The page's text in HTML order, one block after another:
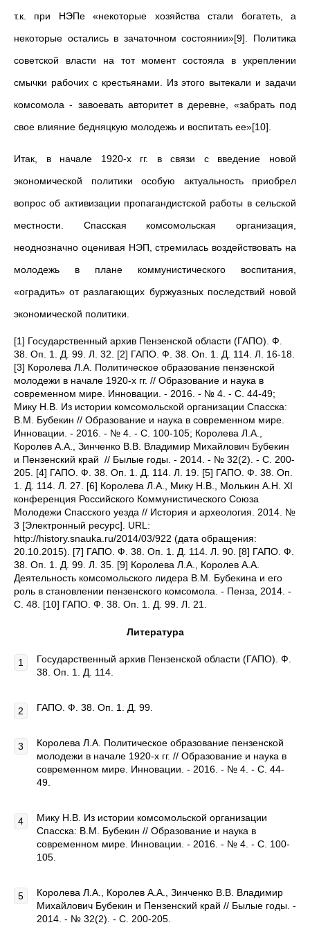
т.к. при НЭПе «некоторые хозяйства стали богатеть, а
некоторые остались в зачаточном состоянии»[9]. Политика
советской власти на тот момент состояла в укреплении
смычки рабочих с крестьянами. Из этого вытекали и задачи
комсомола - завоевать авторитет в деревне, «забрать под
свое влияние бедняцкую молодежь и воспитать ее»[10].
Итак, в начале 1920-х гг. в связи с введение новой
экономической политики особую актуальность приобрел
вопрос об активизации пропагандистской работы в сельской
местности. Спасская комсомольская организация,
неоднозначно оценивая НЭП, стремилась воздействовать на
молодежь в плане коммунистического воспитания,
«оградить» от разлагающих буржуазных последствий новой
экономической политики.
[1] Государственный архив Пензенской области (ГАПО). Ф.
38. Оп. 1. Д. 99. Л. 32. [2] ГАПО. Ф. 38. Оп. 1. Д. 114. Л. 16-18.
[3] Королева Л.А. Политическое образование пензенской
молодежи в начале 1920-х гг. // Образование и наука в
современном мире. Инновации. - 2016. - № 4. - С. 44-49;
Мику Н.В. Из истории комсомольской организации Спасска:
В.М. Бубекин // Образование и наука в современном мире.
Инновации. - 2016. - № 4. - С. 100-105; Королева Л.А.,
Королев А.А., Зинченко В.В. Владимир Михайлович Бубекин
и Пензенский край // Былые годы. - 2014. - № 32(2). - С. 200-
205. [4] ГАПО. Ф. 38. Оп. 1. Д. 114. Л. 19. [5] ГАПО. Ф. 38. Оп.
1. Д. 114. Л. 27. [6] Королева Л.А., Мику Н.В., Молькин А.Н. ХI
конференция Российского Коммунистического Союза
Молодежи Спасского уезда // История и археология. 2014. №
3 [Электронный ресурс]. URL:
http://history.snauka.ru/2014/03/922 (дата обращения:
20.10.2015). [7] ГАПО. Ф. 38. Оп. 1. Д. 114. Л. 90. [8] ГАПО. Ф.
38. Оп. 1. Д. 99. Л. 35. [9] Королева Л.А., Королев А.А.
Деятельность комсомольского лидера В.М. Бубекина и его
роль в становлении пензенского комсомола. - Пенза, 2014. -
С. 48. [10] ГАПО. Ф. 38. Оп. 1. Д. 99. Л. 21.
Литература
Государственный архив Пензенской области (ГАПО). Ф.
38. Оп. 1. Д. 114.
ГАПО. Ф. 38. Оп. 1. Д. 99.
Королева Л.А. Политическое образование пензенской
молодежи в начале 1920-х гг. // Образование и наука в
современном мире. Инновации. - 2016. - № 4. - С. 44-
49.
Мику Н.В. Из истории комсомольской организации
Спасска: В.М. Бубекин // Образование и наука в
современном мире. Инновации. - 2016. - № 4. - С. 100-
105.
Королева Л.А., Королев А.А., Зинченко В.В. Владимир
Михайлович Бубекин и Пензенский край // Былые годы. -
2014. - № 32(2). - С. 200-205.